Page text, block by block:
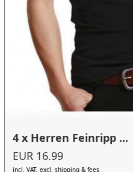
4 x Herren Feinripp ...
EUR 16.99
incl. VAT, excl. shipping & fees